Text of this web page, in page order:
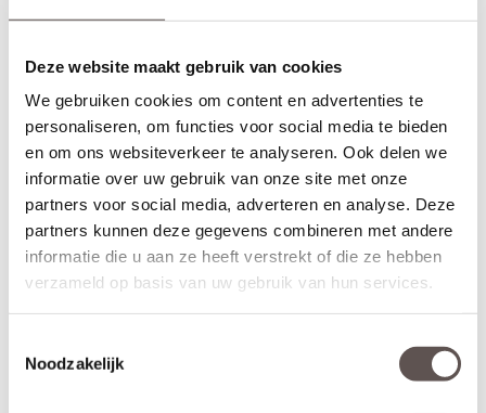
Deze website maakt gebruik van cookies
We gebruiken cookies om content en advertenties te
personaliseren, om functies voor social media te bieden
en om ons websiteverkeer te analyseren. Ook delen we
informatie over uw gebruik van onze site met onze
partners voor social media, adverteren en analyse. Deze
partners kunnen deze gegevens combineren met andere
informatie die u aan ze heeft verstrekt of die ze hebben
verzameld op basis van uw gebruik van hun services.
Noodzakelijk
dus ooknietin, dit zul je dus indien nodig zelf in moeten frezen.
Standaard sloten en deurbeslag past niet op de smalle
deurstijlen!
Zelf passend maken of op maat bestellen
Stompe CanDo Dover Zwart Satijn glas deuren zijn aan beide
deurstijlen, de bovendorpel en onderdorpel 5 mm in te korten.
Eenopdekdeuris door de opdekranden alleen aan de onderzijde
5 mm in te korten. De garantie van 10 jaar blijft van kracht binnen
mogelijk.
Controleer nogmaals goed de gekozen afmetingen, kleur en
uitvoering. CanDo Dover Zwart Satijn glas deuren kunnen niet